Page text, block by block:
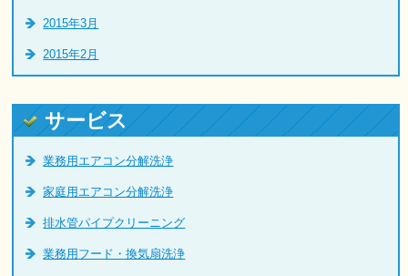
2015年3月
2015年2月
サービス
業務用エアコン分解洗浄
家庭用エアコン分解洗浄
排水管パイプクリーニング
業務用フード・換気扇洗浄